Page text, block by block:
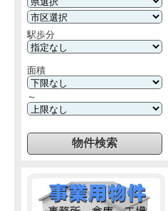
駅歩分
面積
～